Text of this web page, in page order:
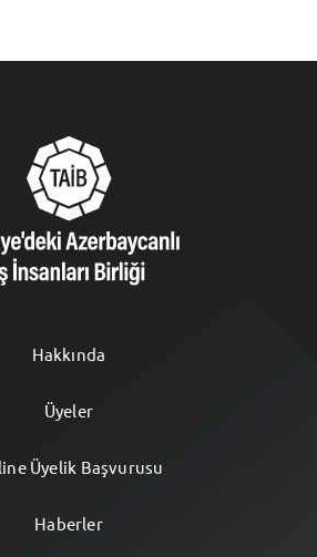
Hakkında
Üyeler
Üyelik Başvurusu
Haberler